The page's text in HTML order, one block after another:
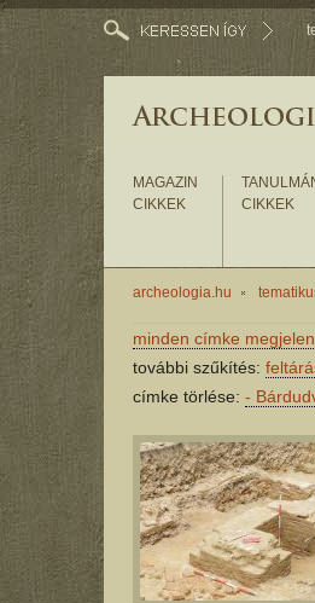
MAGAZIN
CIKKEK
CIKKEK
archeologia.hu
minden címke
további szűkítés:
címke törlése: -